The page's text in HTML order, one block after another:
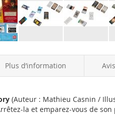
(Auteur : Mathieu Casnin /
la et emparez-vous de
Plus d’information Avis